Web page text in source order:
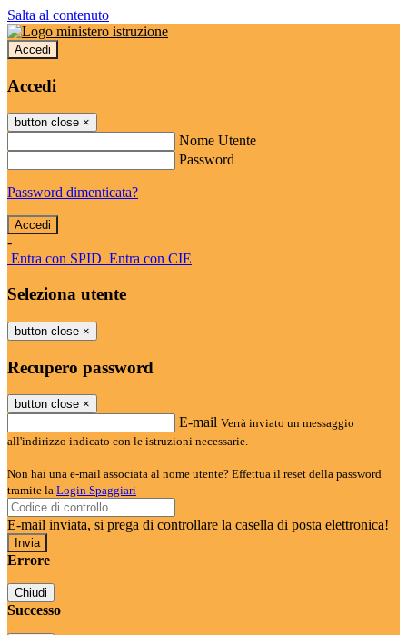
Salta al contenuto
Accedi
Accedi
button close ×
Nome Utente
Password
Password dimenticata?
-
Entra con SPID Entra con CIE
Seleziona utente
button close ×
Recupero password
button close ×
E-mail Verrà inviato un messaggio
all'indirizzo indicato con le istruzioni necessarie.
Non hai una e-mail associata al nome utente? Effettua il reset della password
tramite la Login Spaggiari
E-mail inviata, si prega di controllare la casella di posta elettronica!
Errore
Chiudi
Successo